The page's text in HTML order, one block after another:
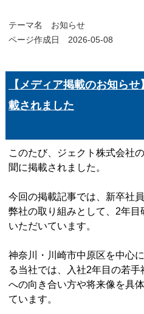
テーマ名 お知らせ
ページ作成日 2026-05-08
【メディア掲載のお知ら
載されました
このたび、ジェクト株式会社
聞に掲載されました。
今回の掲載記事では、新卒社
弊社の取り組みとして、 2年目
いただいています。
神奈川・川崎市中原区を中心
る当社では、入社2年目の若手
への向き合い方や将来像を具
ています。